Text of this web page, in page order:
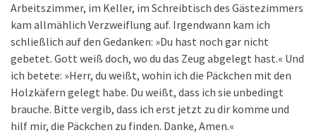
Arbeitszimmer, im Keller, im Schreibtisch des Gästezimmers
kam allmählich Verzweiflung auf. Irgendwann kam ich
schließlich auf den Gedanken: »Du hast noch gar nicht
gebetet. Gott weiß doch, wo du das Zeug abgelegt hast.« Und
ich betete: »Herr, du weißt, wohin ich die Päckchen mit den
Holzkäfern gelegt habe. Du weißt, dass ich sie unbedingt
brauche. Bitte vergib, dass ich erst jetzt zu dir komme und
hilf mir, die Päckchen zu finden. Danke, Amen.«